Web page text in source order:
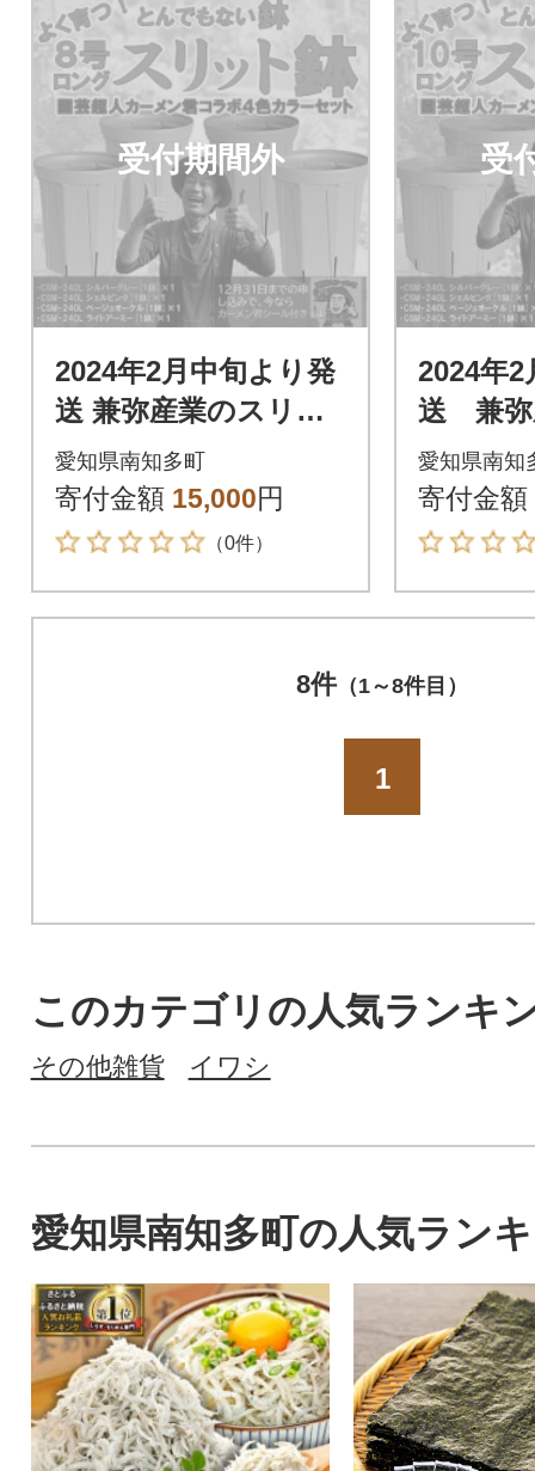
受付期間外
2024年2月中旬より発
送 兼弥産業のスリッ
ト鉢 CSM-240L カー
メン君オリジナルカ
ラー 4色
愛知県南知多町
寄付金額 15,000円
（0件）
受
2024年2
送 兼弥
ト鉢
ン君オ
ー 4色
愛知県南知
寄付金額
8件（1～8件目）
1
このカテゴリの人気ランキ
その他雑貨 イワシ
愛知県南知多町の人気ラン